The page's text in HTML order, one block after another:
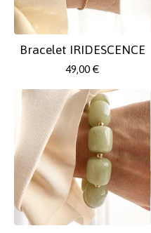
Bracelet IRIDESCENCE
49,00 €